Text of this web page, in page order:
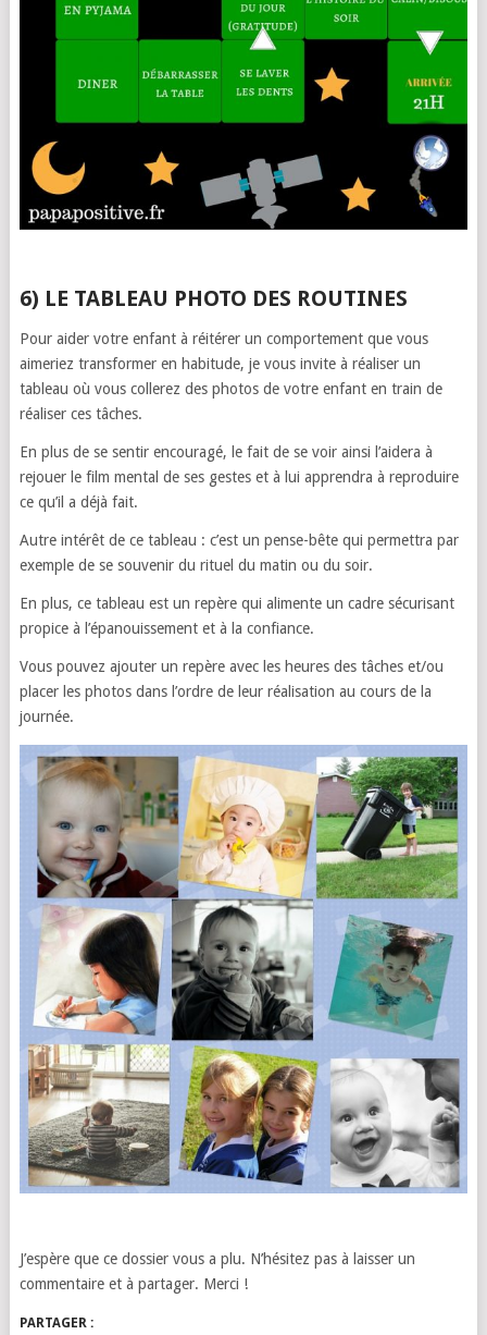
6) LE TABLEAU PHOTO DES ROUTINES
Pour aider votre enfant à réitérer un comportement que vous
aimeriez transformer en habitude, je vous invite à réaliser un
tableau où vous collerez des photos de votre enfant en train de
réaliser ces tâches.
En plus de se sentir encouragé, le fait de se voir ainsi l’aidera à
rejouer le film mental de ses gestes et à lui apprendra à reproduire
ce qu’il a déjà fait.
Autre intérêt de ce tableau : c’est un pense-bête qui permettra par
exemple de se souvenir du rituel du matin ou du soir.
En plus, ce tableau est un repère qui alimente un cadre sécurisant
propice à l’épanouissement et à la confiance.
Vous pouvez ajouter un repère avec les heures des tâches et/ou
placer les photos dans l’ordre de leur réalisation au cours de la
journée.
J’espère que ce dossier vous a plu. N’hésitez pas à laisser un
commentaire et à partager. Merci !
PARTAGER :